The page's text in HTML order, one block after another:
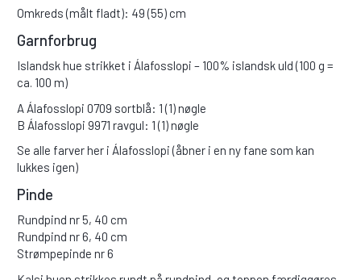
Omkreds (målt fladt): 49 (55) cm
Garnforbrug
Islandsk hue strikket i Álafosslopi – 100% islandsk uld (100 g =
ca. 100 m)
A Álafosslopi 0709 sortblå: 1 (1) nøgle
B Álafosslopi 9971 ravgul: 1 (1) nøgle
Se alle farver her i Álafosslopi (åbner i en ny fane som kan
lukkes igen)
Pinde
Rundpind nr 5, 40 cm
Rundpind nr 6, 40 cm
Strømpepinde nr 6